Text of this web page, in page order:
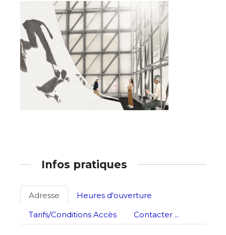
Infos pratiques
Adresse
Heures d'ouverture
Tarifs/Conditions Accès
Contacter ...